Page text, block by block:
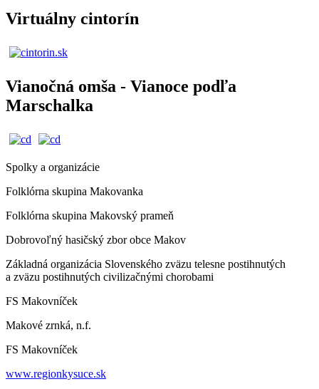
Virtuálny cintorín
Vianočná omša - Vianoce podľa
Marschalka
Spolky a organizácie
Folklórna skupina Makovanka
Folklórna skupina Makovský prameň
Dobrovoľný hasičský zbor obce Makov
Základná organizácia Slovenského zväzu telesne postihnutých
a zväzu postihnutých civilizačnými chorobami
FS Makovníček
Makové zrnká, n.f.
FS Makovníček
www.regionkysuce.sk